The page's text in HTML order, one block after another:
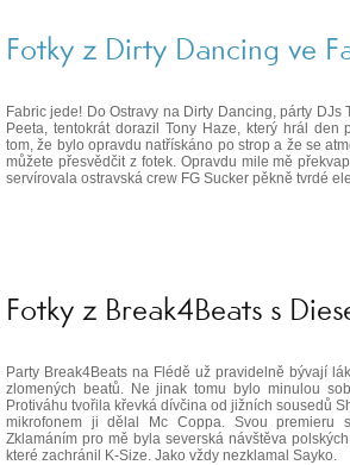
Fotky z Dirty Dancing ve
Fabric jede! Do Ostravy na Dirty Dancing, párty DJs
Peeta, tentokrát dorazil Tony Haze, který hrál den
tom, že bylo opravdu natřískáno po strop a že se
můžete přesvědčit z fotek. Opravdu mile mě
servírovala ostravská crew FG Sucker pěkně tvrdé
Fotky z Break4Beats s
Party Break4Beats na Flédě už pravidelně bývají
zlomených beatů. Ne jinak tomu bylo minulou
Protiváhu tvořila křevká dívčina od jižních sousedů
mikrofonem ji dělal Mc Coppa. Svou premieru
Zklamáním pro mě byla severská návštěva
které zachránil K-Size. Jako vždy nezklamal Sayko.